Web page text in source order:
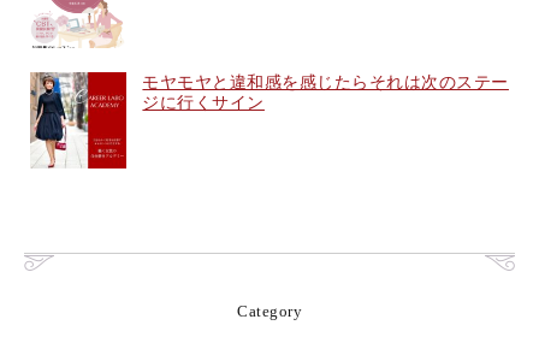
モヤモヤと違和感を感じたらそれは次のステー
ジに行くサイン
Category